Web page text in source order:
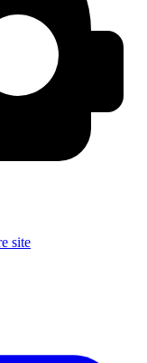
site